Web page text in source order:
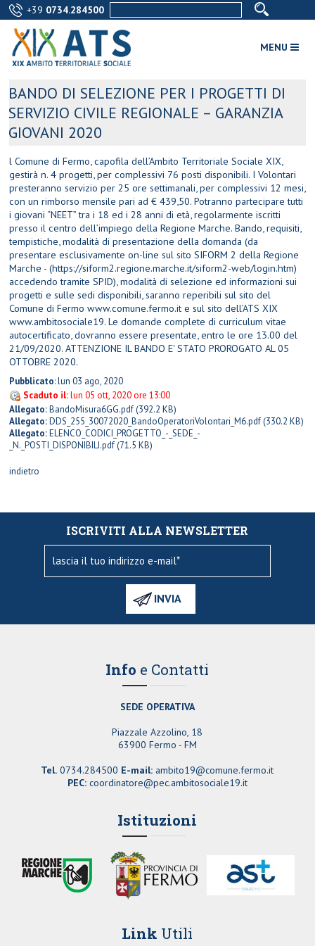
+39 0734.284500
MENU
BANDO DI SELEZIONE PER I PROGETTI DI
SERVIZIO CIVILE REGIONALE – GARANZIA
GIOVANI 2020
l Comune di Fermo, capofila dell’Ambito Territoriale Sociale XIX,
gestirà n. 4 progetti, per complessivi 76 posti disponibili. I Volontari
presteranno servizio per 25 ore settimanali, per complessivi 12 mesi,
con un rimborso mensile pari ad € 439,50. Potranno partecipare tutti
i giovani “NEET” tra i 18 ed i 28 anni di età, regolarmente iscritti
presso il centro dell’impiego della Regione Marche. Bando, requisiti,
tempistiche, modalità di presentazione della domanda (da
presentare esclusivamente on-line sul sito SIFORM 2 della Regione
Marche - (https://siform2.regione.marche.it/siform2-web/login.htm)
accedendo tramite SPID), modalità di selezione ed informazioni sui
progetti e sulle sedi disponibili, saranno reperibili sul sito del
Comune di Fermo www.comune.fermo.it e sul sito dell’ATS XIX
www.ambitosociale19. Le domande complete di curriculum vitae
autocertificato, dovranno essere presentate, entro le ore 13.00 del
21/09/2020. ATTENZIONE IL BANDO E' STATO PROROGATO AL 05
OTTOBRE 2020.
Pubblicato: lun 03 ago, 2020
Scaduto il:lun 05 ott, 2020 ore 13:00
Allegato: BandoMisura6GG.pdf(392.2 KB)
Allegato: DDS_255_30072020_BandoOperatoriVolontari_M6.pdf(330.2 KB)
Allegato: ELENCO_CODICI_PROGETTO_-_SEDE_-
_N._POSTI_DISPONIBILI.pdf(71.5 KB)
indietro
ISCRIVITI ALLA NEWSLETTER
Info e Contatti
SEDE OPERATIVA
Piazzale Azzolino, 18
63900 Fermo - FM
Tel. 0734.284500 E-mail: ambito19@comune.fermo.it
PEC: coordinatore@pec.ambitosociale19.it
Istituzioni
Link Utili